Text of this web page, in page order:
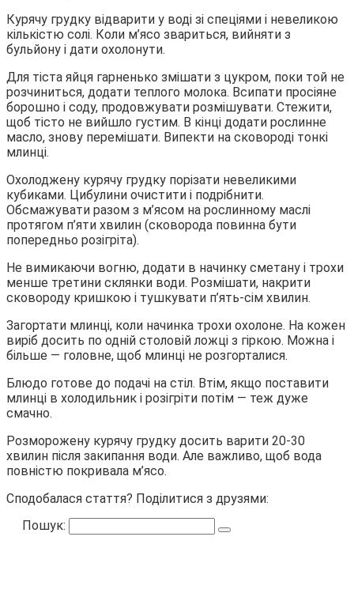
Курячу грудку відварити у воді зі спеціями і невеликою
кількістю солі. Коли м’ясо звариться, вийняти з
бульйону і дати охолонути.
Для тіста яйця гарненько змішати з цукром, поки той не
розчиниться, додати теплого молока. Всипати просіяне
борошно і соду, продовжувати розмішувати. Стежити,
щоб тісто не вийшло густим. В кінці додати рослинне
масло, знову перемішати. Випекти на сковороді тонкі
млинці.
Охолоджену курячу грудку порізати невеликими
кубиками. Цибулини очистити і подрібнити.
Обсмажувати разом з м’ясом на рослинному маслі
протягом п’яти хвилин (сковорода повинна бути
попередньо розігріта).
Не вимикаючи вогню, додати в начинку сметану і трохи
менше третини склянки води. Розмішати, накрити
сковороду кришкою і тушкувати п’ять-сім хвилин.
Загортати млинці, коли начинка трохи охолоне. На кожен
виріб досить по одній столовій ложці з гіркою. Можна і
більше — головне, щоб млинці не розгорталися.
Блюдо готове до подачі на стіл. Втім, якщо поставити
млинці в холодильник і розігріти потім — теж дуже
смачно.
Розморожену курячу грудку досить варити 20-30
хвилин після закипання води. Але важливо, щоб вода
повністю покривала м’ясо.
Сподобалася стаття? Поділитися з друзями:
Пошук: